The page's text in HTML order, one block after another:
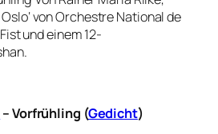
von Orchestre National de
und einem 12-
– Vorfrühling (Gedicht)